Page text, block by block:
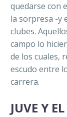
quedarse con
la sorpresa -y
clubes.
campo lo
de los cuales,
escudo entre
carrera.
JUVE Y